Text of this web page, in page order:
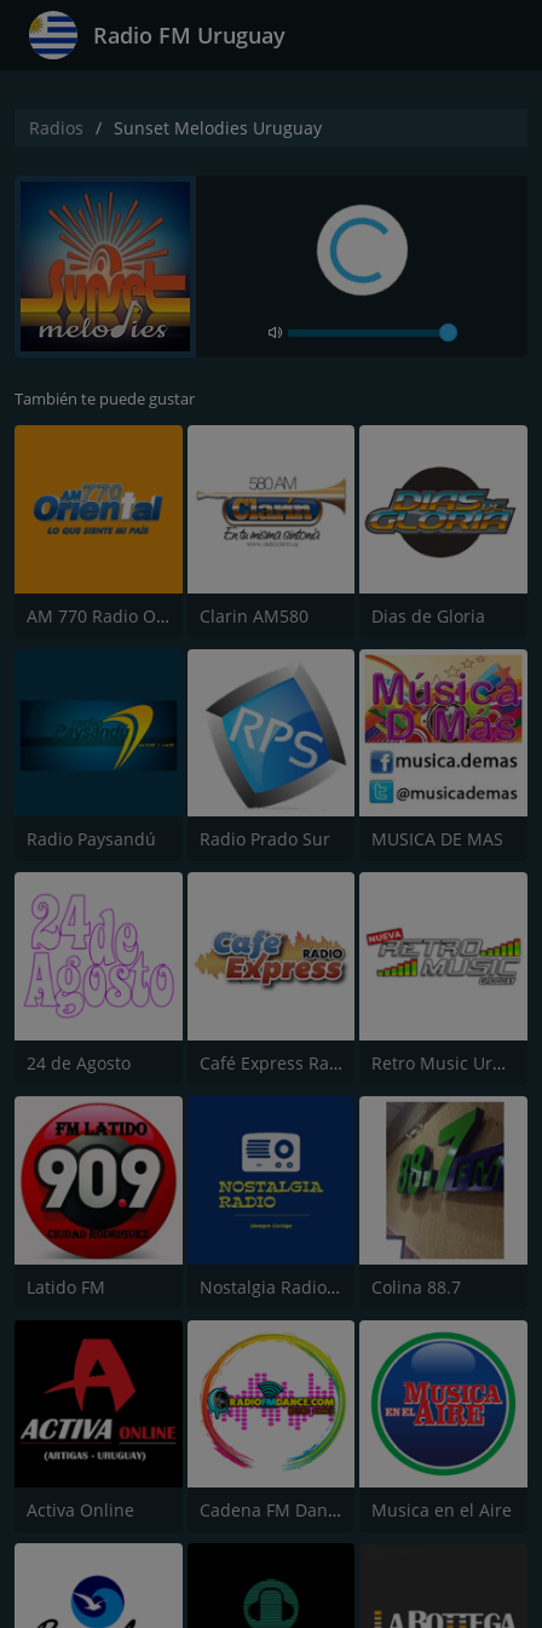
Radio FM Uruguay
Radios Sunset Melodies Uruguay
También te puede gustar
AM 770 Radio Oriental Clarin AM580 Dias de Gloria
Radio Paysandú Radio Prado Sur MUSICA DE MAS
24 de Agosto Café Express Radio Retro Music Uruguay
Latido FM Nostalgia Radio Montevideo Colina 88.7
Activa Online Cadena FM Dance Uruguay Musica en el Aire